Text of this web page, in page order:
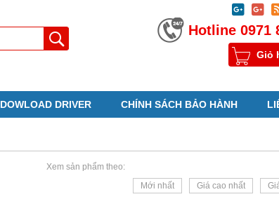


Hotline 0971
Giỏ
DOWLOAD DRIVER CHÍNH SÁCH BẢO HÀNH
Xem sản phẩm theo:
Mới nhất
Giá cao nhất